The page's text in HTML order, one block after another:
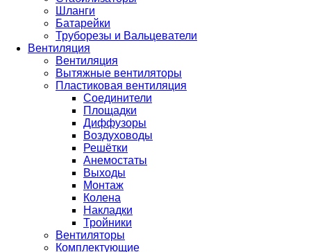
Шланги
Батарейки
Труборезы и Вальцеватели
Вентиляция
Вентиляция
Вытяжные вентиляторы
Пластиковая вентиляция
Соединители
Площадки
Диффузоры
Воздуховоды
Решётки
Анемостаты
Выходы
Монтаж
Колена
Накладки
Тройники
Вентиляторы
Комплектующие